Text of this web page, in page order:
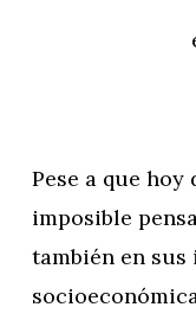
Pese a que
imposible
también en